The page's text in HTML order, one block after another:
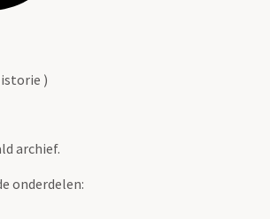
)
archief.
onderdelen: